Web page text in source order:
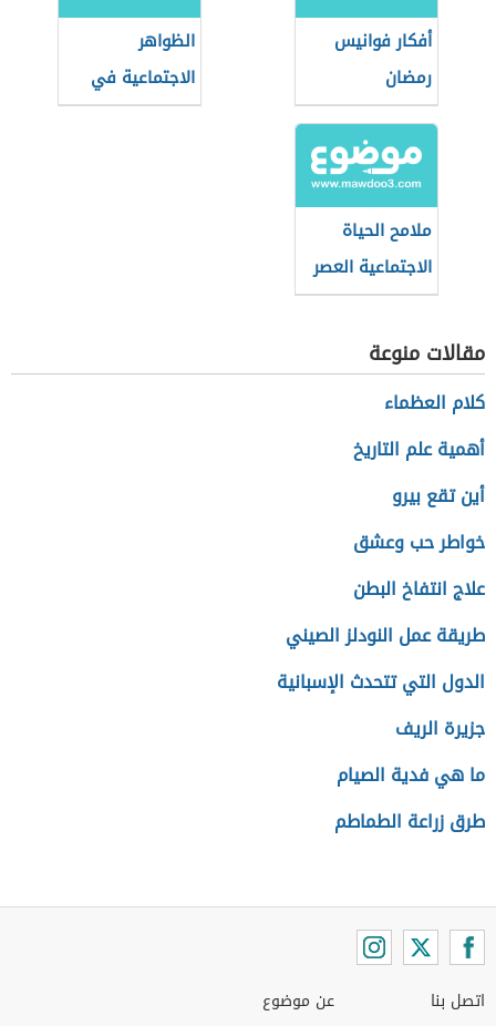
أفكار فوانيس
رمضان
الظواهر
الاجتماعية في
مصر
ملامح الحياة
الاجتماعية العصر
الجاهلي
مقالات منوعة
كلام العظماء
أهمية علم التاريخ
أين تقع بيرو
خواطر حب وعشق
علاج انتفاخ البطن
طريقة عمل النودلز الصيني
الدول التي تتحدث الإسبانية
جزيرة الريف
ما هي فدية الصيام
طرق زراعة الطماطم
اتصل بنا عن موضوع